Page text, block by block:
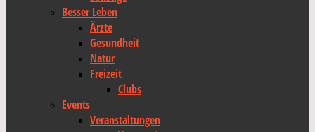
Besser Leben
Ärzte
Gesundheit
Natur
Freizeit
Clubs
Events
Veranstaltungen